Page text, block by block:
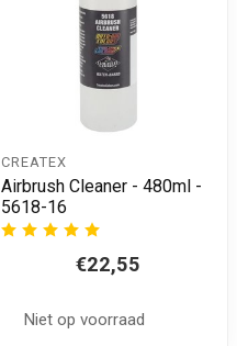
CREATEX
Airbrush Cleaner - 480ml -
5618-16
€22,55
Niet op voorraad